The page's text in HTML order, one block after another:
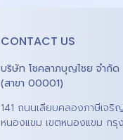
CONTACT US
บริษัท โชคลาภบุญไชย จำกัด
(สาขา 00001)
141 ถนนเลียบคลองภาษีเจริ
หนองแขม เขตหนองแขม กรุ